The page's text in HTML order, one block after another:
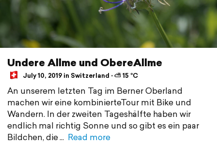
Undere Allme und ObereAllme
July 10, 2019 in Switzerland ⋅ ⛅ 15 °C
An unserem letzten Tag im Berner Oberland
machen wir eine kombinierteTour mit Bike und
Wandern. In der zweiten Tageshälfte haben wir
endlich mal richtig Sonne und so gibt es ein paar
Bildchen, die
Read more